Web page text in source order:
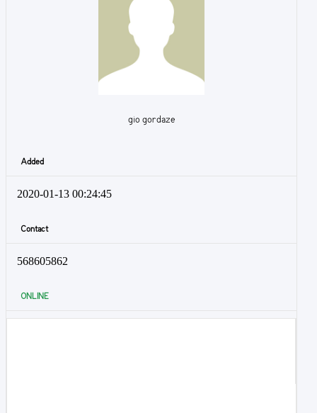
gio gordaze
Added
2020-01-13 00:24:45
Contact
568605862
ONLINE